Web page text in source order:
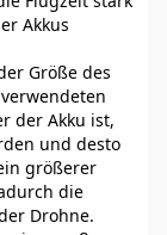
Akkus
Größe des
der Akku ist,
und desto
größerer
die
Drohne.